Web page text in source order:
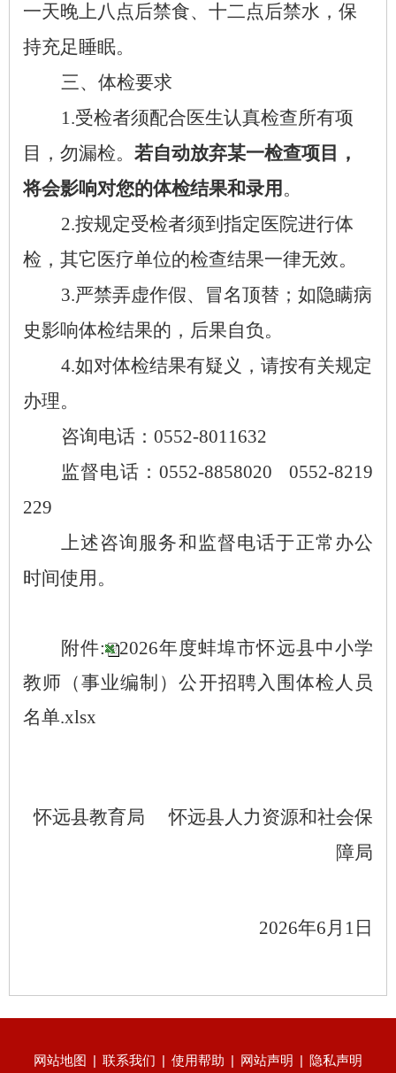
一天晚上八点后禁食、十二点后禁水，保
持充足睡眠。
三、体检要求
1.受检者须配合医生认真检查所有项
目，勿漏检。 若自动放弃某一检查项目，
将会影响对您的体检结果和录用 。
2.按规定受检者须到指定医院进行体
检，其它医疗单位的检查结果一律无效。
3.严禁弄虚作假、冒名顶替；如隐瞒病
史影响体检结果的，后果自负。
4.如对体检结果有疑义，请按有关规定
办理。
咨询电话： 0552-8011632
监督电话：0552-8858020 0552-8219
229
上述咨询服务和监督电话于正常办公
时间使用。
附件: 2026年度蚌埠市怀远县中小学
教师（事业编制）公开招聘入围体检人员
名单.xlsx
怀远县教育局
怀远县人力资源和社会保
障局
2026年6月 1 日
网站地图 | 联系我们 | 使用帮助 | 网站声明 | 隐私声明